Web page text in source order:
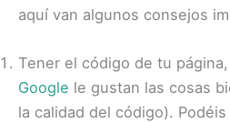
aquí van algunos consejos
Tener el código de tu
Google le gustan las cosas
la calidad del código).